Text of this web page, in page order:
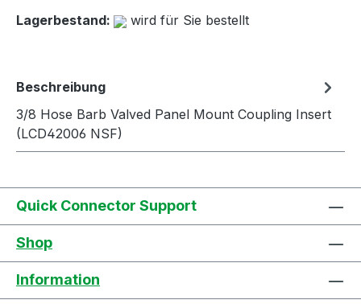
Lagerbestand:
wird für Sie bestellt
Beschreibung
3/8 Hose Barb Valved Panel Mount Coupling Insert
(LCD42006 NSF)
Quick Connector Support
Shop
Information